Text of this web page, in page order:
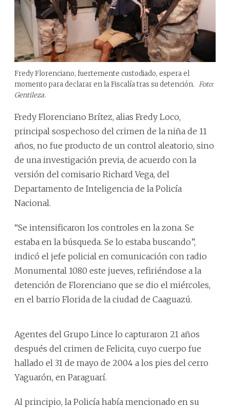
Fredy Florenciano, fuertemente custodiado, espera el
momento para declarar en la Fiscalía tras su detención. Foto:
Gentileza.
Fredy Florenciano Brítez, alias Fredy Loco,
principal sospechoso del crimen de la niña de 11
años, no fue producto de un control aleatorio, sino
de una investigación previa, de acuerdo con la
versión del comisario Richard Vega, del
Departamento de Inteligencia de la Policía
Nacional.
“Se intensificaron los controles en la zona. Se
estaba en la búsqueda. Se lo estaba buscando”,
indicó el jefe policial en comunicación con radio
Monumental 1080 este jueves, refiriéndose a la
detención de Florenciano que se dio el miércoles,
en el barrio Florida de la ciudad de Caaguazú.
Agentes del Grupo Lince lo capturaron 21 años
después del crimen de Felicita, cuyo cuerpo fue
hallado el 31 de mayo de 2004 a los pies del cerro
Yaguarón, en Paraguarí.
Al principio, la Policía había mencionado en su